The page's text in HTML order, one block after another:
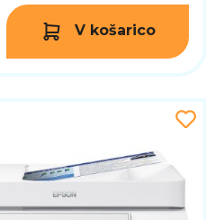
V košarico